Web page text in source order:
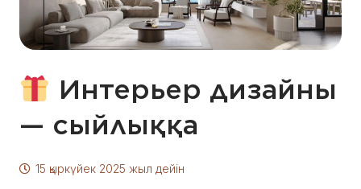
Интерьер дизайны
— сыйлыққа
15 қыркүйек 2025 жыл дейін